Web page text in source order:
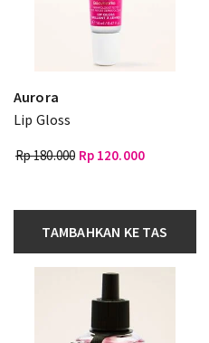
Aurora
Lip Gloss
Rp 180.000 Rp 120.000
TAMBAHKAN KE TAS